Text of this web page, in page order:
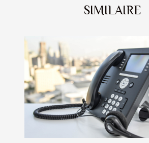
SIMILAIRE